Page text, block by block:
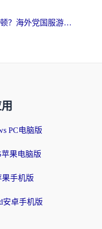
台湾怎么玩光·遇不卡顿？海外党国服游戏加速终极攻略（附实测体验）
PC电脑版
苹果电脑版
果手机版
安卓手机版